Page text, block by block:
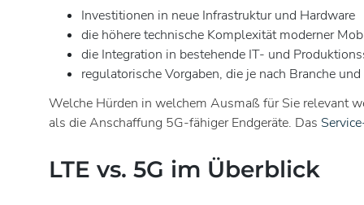
Investitionen in neue Infrastruktur und Hardware
die höhere technische Komplexität moderner
die Integration in bestehende IT- und
regulatorische Vorgaben, die je nach Branche
Welche Hürden in welchem Ausmaß für Sie relevant
als die Anschaffung 5G-fähiger Endgeräte. Das
LTE vs. 5G im Überblick